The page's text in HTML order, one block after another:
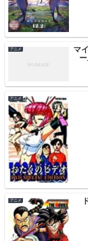
アニメ
マ
アニメ
アニメ